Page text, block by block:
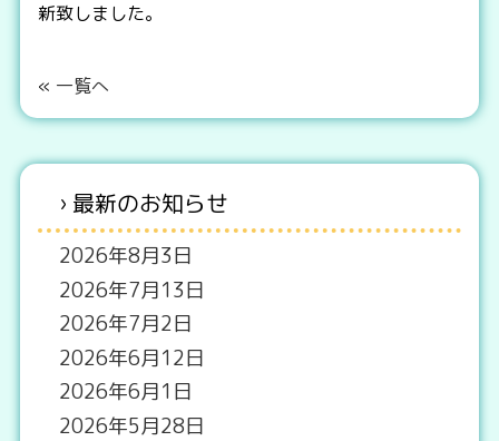
新致しました。
« 一覧へ
最新のお知らせ
2026年8月3日
2026年7月13日
2026年7月2日
2026年6月12日
2026年6月1日
2026年5月28日